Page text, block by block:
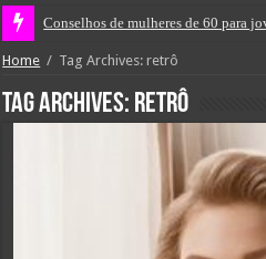
Conselhos de mulheres de 60 para
Home / Tag Archives: retrô
Tag Archives: retrô